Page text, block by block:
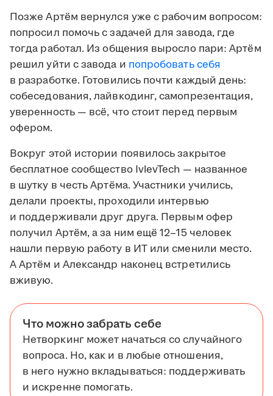
Позже Артём вернулся уже с рабочим вопросом:
попросил помочь с задачей для завода, где
тогда работал. Из общения выросло пари: Артём
решил уйти с завода и попробовать себя
в разработке. Готовились почти каждый день:
собеседования, лайвкодинг, самопрезентация,
уверенность — всё, что стоит перед первым
офером.
Вокруг этой истории появилось закрытое
бесплатное сообщество IvlevTech — названное
в шутку в честь Артёма. Участники учились,
делали проекты, проходили интервью
и поддерживали друг друга. Первым офер
получил Артём, а за ним ещё 12–15 человек
нашли первую работу в ИТ или сменили место.
А Артём и Александр наконец встретились
вживую.
Что можно забрать себе
Нетворкинг может начаться со случайного
вопроса. Но, как и в любые отношения,
в него нужно вкладываться: поддерживать
и искренне помогать.